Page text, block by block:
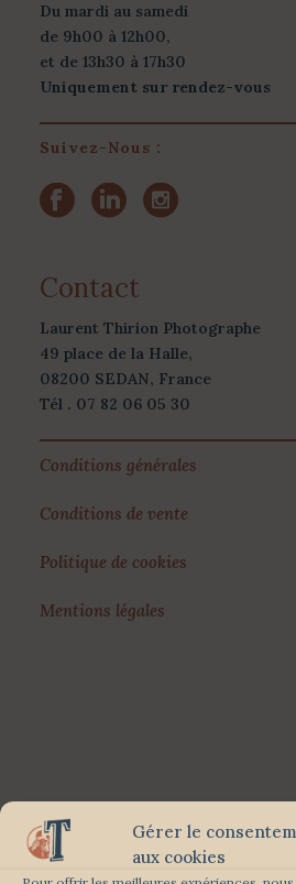
Gérer le
aux cookies
Du mardi au samedi
de 9h00 à 12h00,
et de 13h30 à 17h30
Uniquement sur rendez-vous
Suivez-Nous :
Contact
Laurent Thirion Photographe
49 place de la Halle,
08200 SEDAN, France
Tél . 07 82 06 05 30
Conditions générales
Conditions de vente
Politique de cookies
Mentions légales